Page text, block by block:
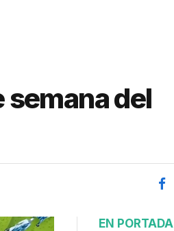
semana del
EN PORTADA